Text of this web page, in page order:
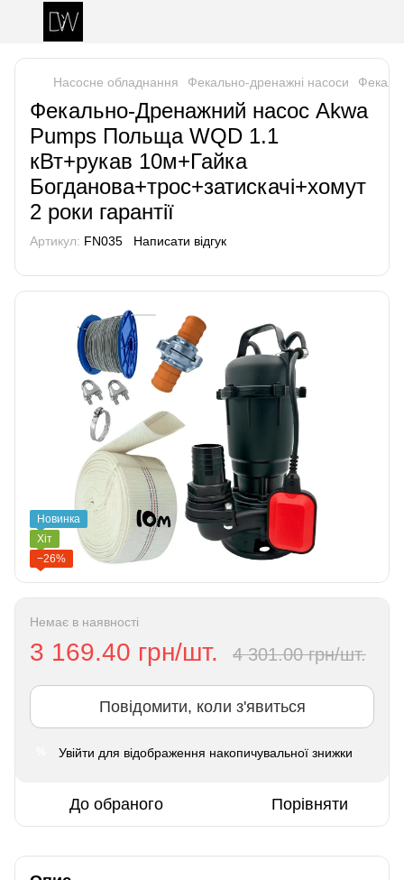
Насосне обладнання Фекально-дренажні насоси
Фекально-Дренажний насос Akwa
Pumps Польща WQD 1.1
кВт+рукав 10м+Гайка
Богданова+трос+затискачі+хомут
2 роки гарантії
Артикул: FN035 Написати відгук
Новинка
Хіт
−26%
Немає в наявності
3 169.40 грн/шт. 4 301.00 грн/шт.
Повідомити, коли з'явиться
Увійти для відображення накопичувальної знижки
До обраного Порівняти